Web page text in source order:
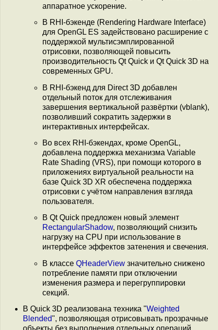
аппаратное ускорение.
В RHI-бэкенде (Rendering Hardware Interface)
для OpenGL ES задействовано расширение с
поддержкой мультисэмплированной
отрисовки, позволяющей повысить
производительность Qt Quick и Qt Quick 3D на
современных GPU.
В RHI-бэкенд для Direct 3D добавлен
отдельный поток для отслеживания
завершения вертикальной развёртки (vblank),
позволивший сократить задержки в
интерактивных интерфейсах.
Во всех RHI-бэкендах, кроме OpenGL,
добавлена поддержка механизма Variable
Rate Shading (VRS), при помощи которого в
приложениях виртуальной реальности на
базе Quick 3D XR обеспечена поддержка
отрисовки с учётом направления взгляда
пользователя.
В Qt Quick предложен новый элемент
RectangularShadow, позволяющий снизить
нагрузку на CPU при использование в
интерфейсе эффектов затенения и свечения.
В классе QHeaderView значительно снижено
потребление памяти при отключении
изменения размера и перегруппировки
секций.
В Quick 3D реализована техника "Weighted
Blended", позволяющая отрисовывать прозрачные
объекты без выполнения отдельных операций